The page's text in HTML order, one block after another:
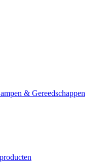
& Gereedschappen